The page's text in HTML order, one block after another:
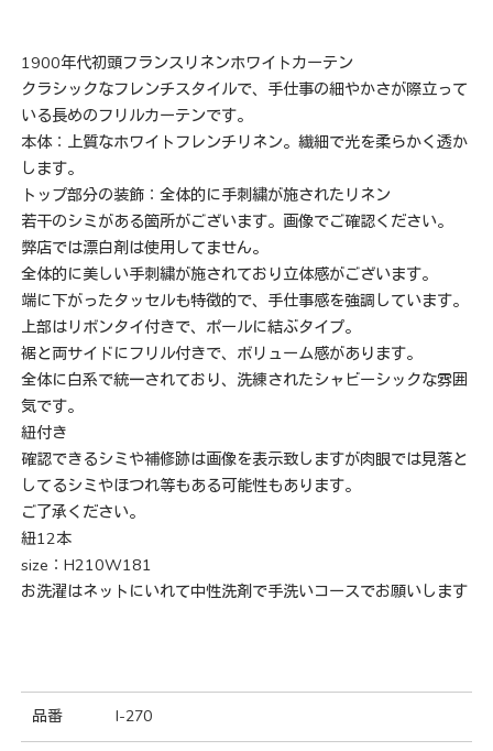
1900年代初頭フランスリネンホワイトカーテン
クラシックなフレンチスタイルで、手仕事の細やかさが際立って
いる長めのフリルカーテンです。
本体：上質なホワイトフレンチリネン。繊細で光を柔らかく透か
します。
トップ部分の装飾：全体的に手刺繍が施されたリネン
若干のシミがある箇所がございます。画像でご確認ください。
弊店では漂白剤は使用してません。
全体的に美しい手刺繍が施されており立体感がございます。
端に下がったタッセルも特徴的で、手仕事感を強調しています。
上部はリボンタイ付きで、ポールに結ぶタイプ。
裾と両サイドにフリル付きで、ボリューム感があります。
全体に白系で統一されており、洗練されたシャビーシックな雰囲
気です。
紐付き
確認できるシミや補修跡は画像を表示致しますが肉眼では見落と
してるシミやほつれ等もある可能性もあります。
ご了承ください。
紐12本
size：H210W181
お洗濯はネットにいれて中性洗剤で手洗いコースでお願いします
品番 I-270